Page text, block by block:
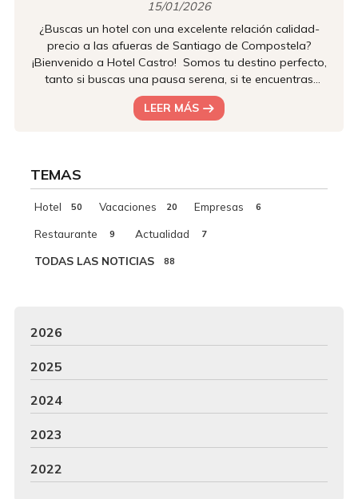
TEMAS
TODAS LAS NOTICIAS 88
Hotel 50 Vacaciones 20 Empresas 6
Restaurante 9 Actualidad 7
15/01/2026
¿Buscas un hotel con una excelente relación calidad-
precio a las afueras de Santiago de Compostela?
¡Bienvenido a Hotel Castro! Somos tu destino perfecto,
tanto si buscas una pausa serena, si te encuentras
inmerso en el Camino Inglés (que pasa justo por detrás
de nuestro hotel), o si viajas por negocios a los cercanos
LEER MÁS
2026
2025
2024
2023
2022